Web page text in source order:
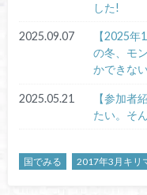
した!
2025.09.07
【2025
の冬、モ
かできな
2025.05.21
【参加者
たい。そ
国でみる 2017年3月キリ